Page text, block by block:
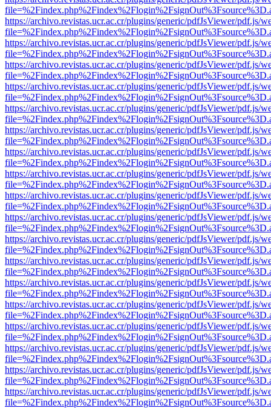
https://archivo.revistas.ucr.ac.cr/plugins/generic/pdfJsViewer/pdf.js/
https://archivo.revistas.ucr.ac.cr/plugins/generic/pdfJsViewer/pdf.js/
https://archivo.revistas.ucr.ac.cr/plugins/generic/pdfJsViewer/pdf.js/
https://archivo.revistas.ucr.ac.cr/plugins/generic/pdfJsViewer/pdf.js/
https://archivo.revistas.ucr.ac.cr/plugins/generic/pdfJsViewer/pdf.js/
https://archivo.revistas.ucr.ac.cr/plugins/generic/pdfJsViewer/pdf.js/
https://archivo.revistas.ucr.ac.cr/plugins/generic/pdfJsViewer/pdf.js/
https://archivo.revistas.ucr.ac.cr/plugins/generic/pdfJsViewer/pdf.js/
https://archivo.revistas.ucr.ac.cr/plugins/generic/pdfJsViewer/pdf.js/
https://archivo.revistas.ucr.ac.cr/plugins/generic/pdfJsViewer/pdf.js/
https://archivo.revistas.ucr.ac.cr/plugins/generic/pdfJsViewer/pdf.js/
https://archivo.revistas.ucr.ac.cr/plugins/generic/pdfJsViewer/pdf.js/
https://archivo.revistas.ucr.ac.cr/plugins/generic/pdfJsViewer/pdf.js/
https://archivo.revistas.ucr.ac.cr/plugins/generic/pdfJsViewer/pdf.js/
https://archivo.revistas.ucr.ac.cr/plugins/generic/pdfJsViewer/pdf.js/
https://archivo.revistas.ucr.ac.cr/plugins/generic/pdfJsViewer/pdf.js/
https://archivo.revistas.ucr.ac.cr/plugins/generic/pdfJsViewer/pdf.js/
https://archivo.revistas.ucr.ac.cr/plugins/generic/pdfJsViewer/pdf.js/